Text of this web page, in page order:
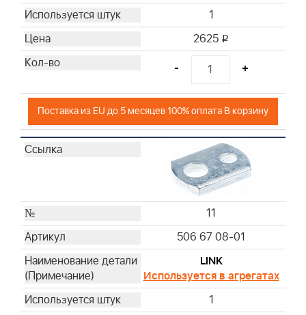
1
2625 i
- +
Поставка из EU до 5 месяцев 100% оплата В корзину
11
506 67 08-01
LINK
Используется в агрегатах
1